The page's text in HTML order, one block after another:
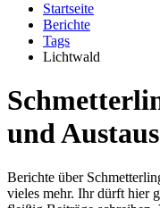
Startseite
Berichte
Tags
Lichtwald
und
Berichte über
vieles mehr. Ihr dürft hier